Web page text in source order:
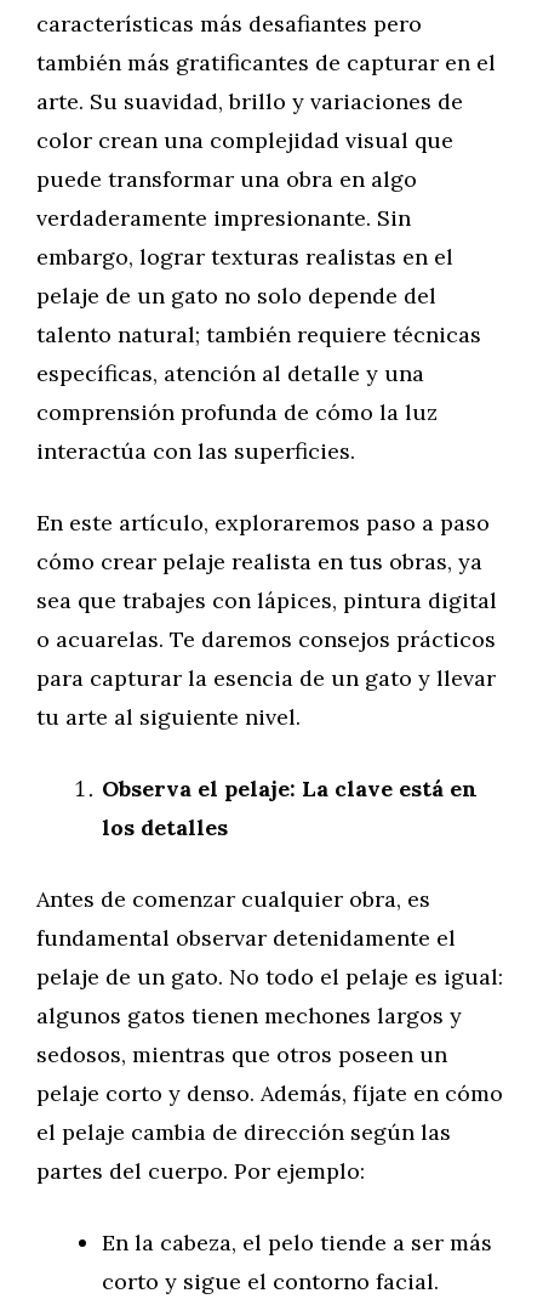
características más desafiantes pero
también más gratificantes de capturar en el
arte. Su suavidad, brillo y variaciones de
color crean una complejidad visual que
puede transformar una obra en algo
verdaderamente impresionante. Sin
embargo, lograr texturas realistas en el
pelaje de un gato no solo depende del
talento natural; también requiere técnicas
específicas, atención al detalle y una
comprensión profunda de cómo la luz
interactúa con las superficies.
En este artículo, exploraremos paso a paso
cómo crear pelaje realista en tus obras, ya
sea que trabajes con lápices, pintura digital
o acuarelas. Te daremos consejos prácticos
para capturar la esencia de un gato y llevar
tu arte al siguiente nivel.
Observa el pelaje: La clave está en
los detalles
Antes de comenzar cualquier obra, es
fundamental observar detenidamente el
pelaje de un gato. No todo el pelaje es igual:
algunos gatos tienen mechones largos y
sedosos, mientras que otros poseen un
pelaje corto y denso. Además, fíjate en cómo
el pelaje cambia de dirección según las
partes del cuerpo. Por ejemplo:
En la cabeza, el pelo tiende a ser más
corto y sigue el contorno facial.